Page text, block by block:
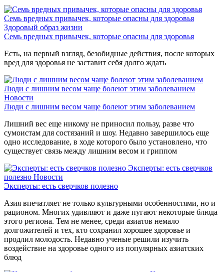
Семь вредных привычек, которые опасны для здоровья
Здоровый образ жизни
Семь вредных привычек, которые опасны для здоровья
Есть, на первый взгляд, безобидные действия, после которых
вред для здоровья не заставит себя долго ждать
Люди с лишним весом чаще болеют этим заболеванием
Новости
Люди с лишним весом чаще болеют этим заболеванием
Лишний вес еще никому не приносил пользу, разве что
сумоистам для состязаний и шоу. Недавно завершилось еще
одно исследование, в ходе которого было установлено, что
существует связь между лишним весом и гриппом
Эксперты: есть сверчков
полезно Новости
Эксперты: есть сверчков полезно
Азия впечатляет не только культурными особенностями, но и
рационом. Многих удивляют и даже пугают некоторые блюда
этого региона. Тем не менее, среди азиатов немало
долгожителей и тех, кто сохранил хорошее здоровье и
продлил молодость. Недавно ученые решили изучить
воздействие на здоровье одного из популярных азиатских
блюд